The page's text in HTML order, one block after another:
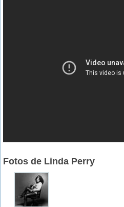
Fotos de Linda Perry